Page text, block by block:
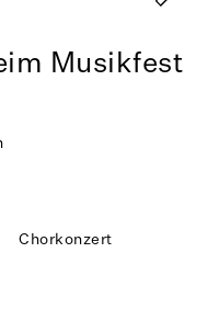
Musikfest
Chorkonzert